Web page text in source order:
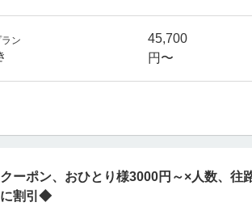
ン
45,700
円〜
ーポン、おひとり様3000円～×人数、往
割引◆